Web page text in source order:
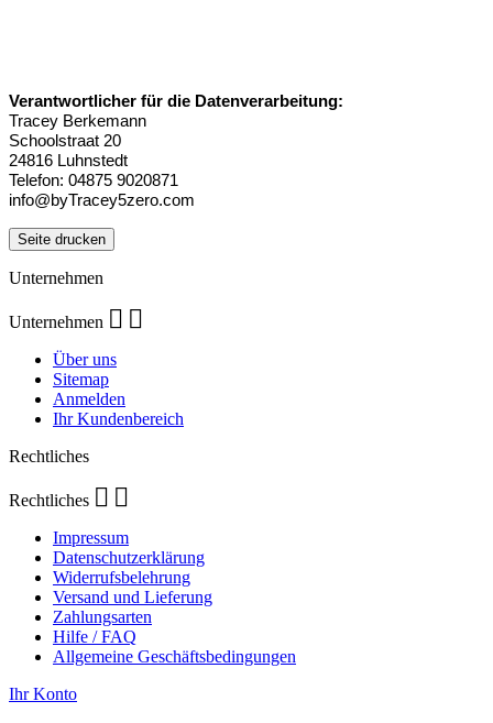
Verantwortlicher für die Datenverarbeitung:
Tracey Berkemann
Schoolstraat 20
24816 Luhnstedt
Telefon: 04875 9020871
info@byTracey5zero.com
Unternehmen
Unternehmen  
Über uns
Sitemap
Anmelden
Ihr Kundenbereich
Rechtliches
Rechtliches  
Impressum
Datenschutzerklärung
Widerrufsbelehrung
Versand und Lieferung
Zahlungsarten
Hilfe / FAQ
Allgemeine Geschäftsbedingungen
Ihr Konto